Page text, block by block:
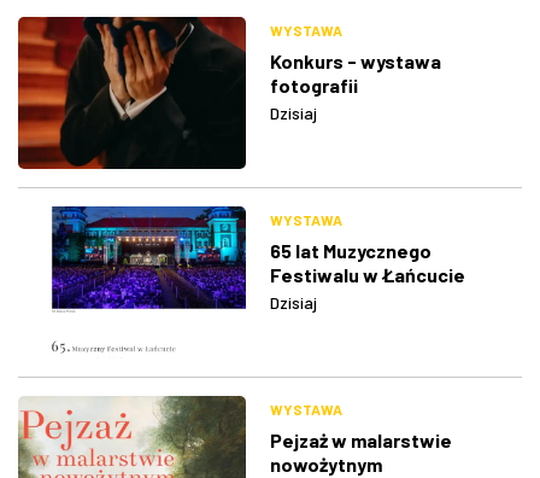
WYSTAWA
Konkurs - wystawa
fotografii
Dzisiaj
WYSTAWA
65 lat Muzycznego
Festiwalu w Łańcucie
Dzisiaj
WYSTAWA
Pejzaż w malarstwie
nowożytnym